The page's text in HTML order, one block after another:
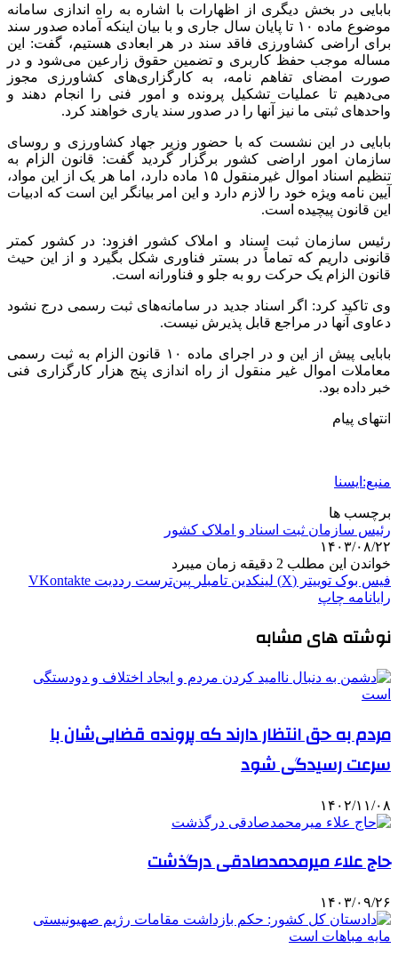
بابایی در بخش دیگری از اظهارات با اشاره به راه اندازی سامانه
موضوع ماده ۱۰ تا پایان سال جاری و با بیان اینکه آماده صدور سند
برای اراضی کشاورزی فاقد سند در هر ابعادی هستیم، گفت: این
مساله موجب حفظ کاربری و تضمین حقوق زارعین می‌شود و در
صورت امضای تفاهم نامه، به کارگزاری‌های کشاورزی مجوز
می‌دهیم تا عملیات تشکیل پرونده و امور فنی را انجام دهند و
واحدهای ثبتی ما نیز آنها را در صدور سند یاری خواهند کرد.
بابایی در این نشست که با حضور وزیر جهاد کشاورزی و روسای
سازمان امور اراضی کشور برگزار گردید گفت: قانون الزام به
تنظیم اسناد اموال غیرمنقول ۱۵ ماده دارد، اما هر یک از این مواد،
آیین نامه ویژه خود را لازم دارد و این امر بیانگر این است که ادبیات
این قانون پیچیده است.
رئیس سازمان ثبت اسناد و املاک کشور افزود: در کشور کمتر
قانونی داریم که تماماً در بستر فناوری شکل بگیرد و از این حیث
قانون الزام یک حرکت رو به جلو و فناورانه است.
وی تاکید کرد: اگر اسناد جدید در سامانه‌های ثبت رسمی درج نشود
دعاوی آنها در مراجع قابل پذیرش نیست.
بابایی پیش از این و در اجرای ماده ۱۰ قانون الزام به ثبت رسمی
معاملات اموال غیر منقول از راه اندازی پنج هزار کارگزاری فنی
خبر داده بود.
انتهای پیام
منبع:ایسنا
برچسب ها
رئیس سازمان ثبت اسناد و املاک کشور
۱۴۰۳/۰۸/۲۲
خواندن این مطلب 2 دقیقه زمان میبرد
فیس بوک توییتر (X) لینکدین ‫تامبلر ‫پین‌ترست ‫رددیت ‫VKontakte
رایانامه چاپ
نوشته های مشابه
مردم به حق انتظار دارند که پرونده قضایی‌شان با
سرعت رسیدگی شود
۱۴۰۲/۱۱/۰۸
حاج علاء میرمحمدصادقی درگذشت
۱۴۰۳/۰۹/۲۶